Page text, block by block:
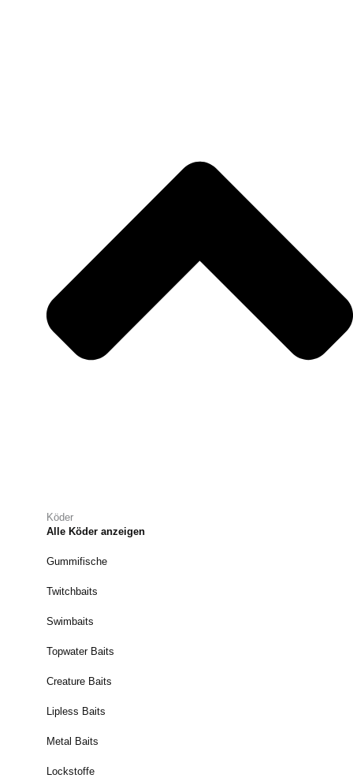
Köder
Alle Köder anzeigen
Gummifische
Twitchbaits
Swimbaits
Topwater Baits
Creature Baits
Lipless Baits
Metal Baits
Lockstoffe